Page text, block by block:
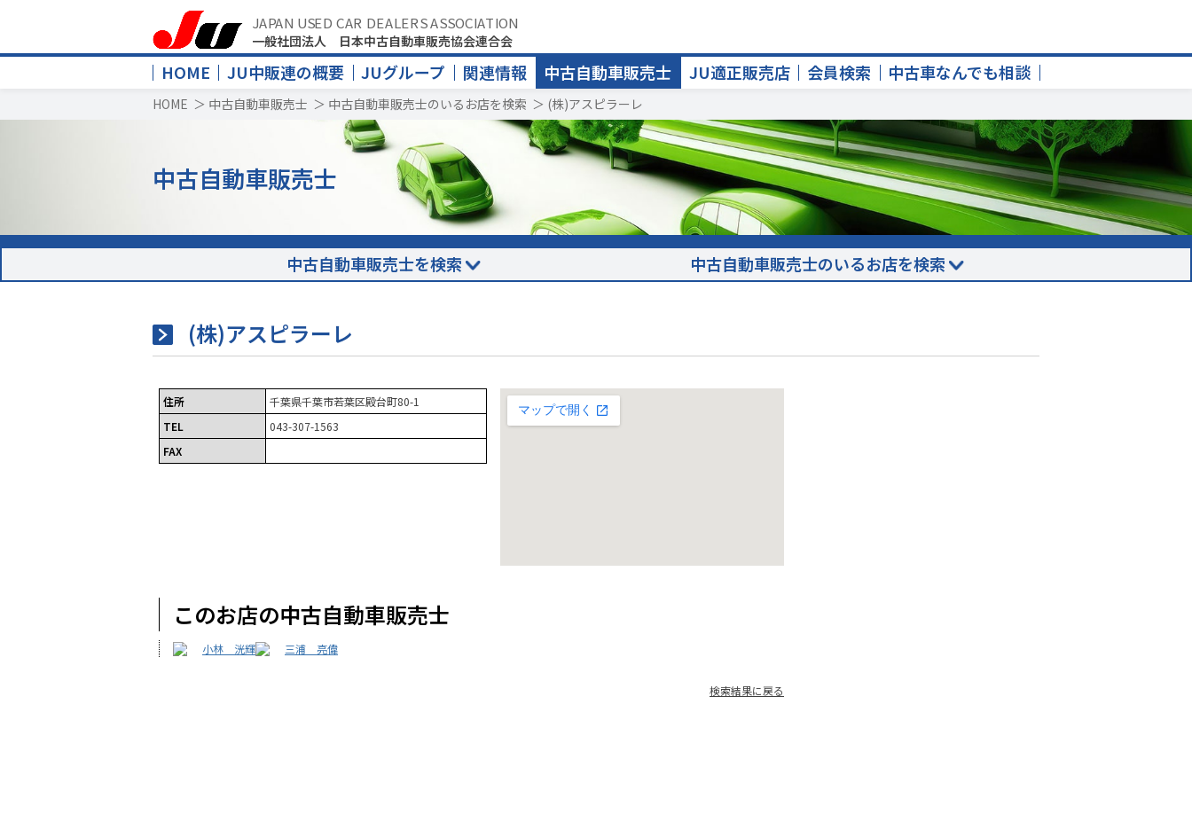
JAPAN USED CAR DEALERS ASSOCIATION
一般社団法人 日本中古自動車販売協会連合会
HOME JU中販連の概要 JUグループ 関連情報 中古自動車販売士 JU適正販売店 会員検索 中古車なんでも相談
HOME ＞ 中古自動車販売士 ＞ 中古自動車販売士のいるお店を検索 ＞ (株)アスピラーレ
中古自動車販売士
中古自動車販売士を検索 中古自動車販売士のいるお店を検索
(株)アスピラーレ
住所
千葉県千葉市若葉区殿台町80-1
TEL
043-307-1563
FAX
このお店の中古自動車販売士
小林 洸輝 三浦 亮偉
検索結果に戻る